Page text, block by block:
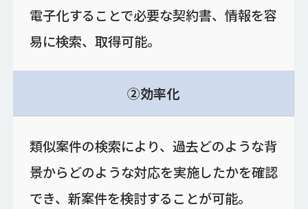
電子化することで必要な契約書、情報を容
易に検索、取得可能。
②効率化
類似案件の検索により、過去どのような背
景からどのような対応を実施したかを確認
でき、新案件を検討することが可能。